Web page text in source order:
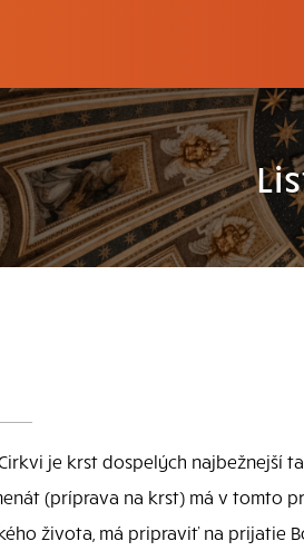
je krst dospelých najbežnejší
(príprava na krst) má v tomto
života, má pripraviť na prijatie